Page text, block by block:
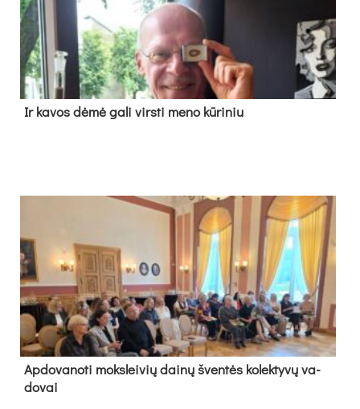
Ir ka­vos dė­mė ga­li virs­ti me­no kū­ri­niu
Ap­do­va­no­ti moks­lei­vių dai­nų šven­tės ko­lek­ty­vų va­
do­vai